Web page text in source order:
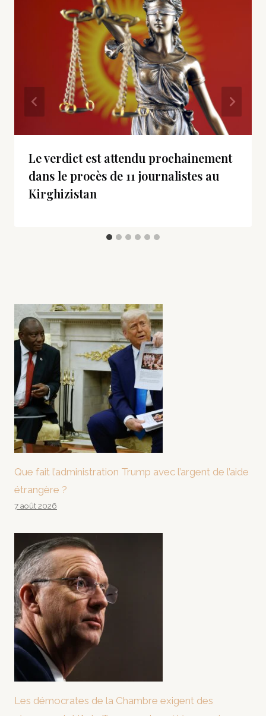
Le verdict est attendu prochainement
dans le procès de 11 journalistes au
Kirghizistan
Que fait l’administration Trump avec l’argent de l’aide
étrangère ?
7 août 2026
Les démocrates de la Chambre exigent des